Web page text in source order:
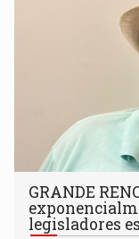
GRANDE
legisladores